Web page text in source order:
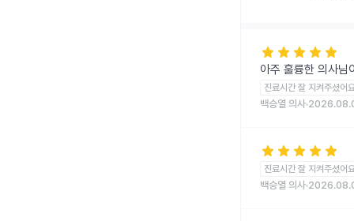
star star star star star
아주 훌륭한 의사님
진료시간 잘 지켜주셨어
백승열 의사
star star star star star
진료시간 잘 지켜주셨어
백승열 의사